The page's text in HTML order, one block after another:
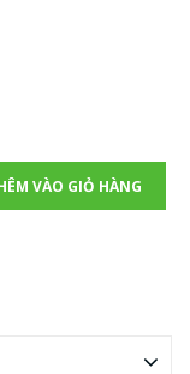
VÀO GIỎ HÀNG